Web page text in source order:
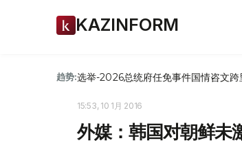
KAZINFORM
趋势:选举-2026总统府任免事件国情咨文跨
15:53, 10 1月 2016
外媒：韩国对朝鲜未